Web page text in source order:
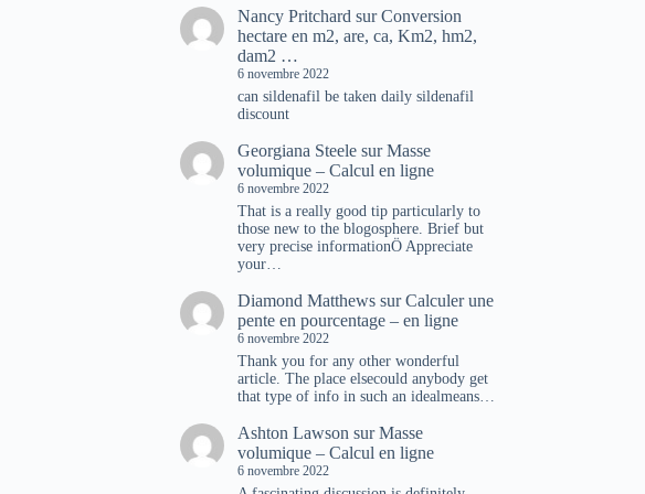
Nancy Pritchard surConversion
hectare en m2, are, ca, Km2, hm2,
dam2 …
6 novembre 2022
can sildenafil be taken daily sildenafil
discount
Georgiana Steele surMasse
volumique – Calcul en ligne
6 novembre 2022
That is a really good tip particularly to
those new to the blogosphere. Brief but
very precise informationÖ Appreciate
your…
Diamond Matthews surCalculer une
pente en pourcentage – en ligne
6 novembre 2022
Thank you for any other wonderful
article. The place elsecould anybody get
that type of info in such an idealmeans…
Ashton Lawson surMasse
volumique – Calcul en ligne
6 novembre 2022